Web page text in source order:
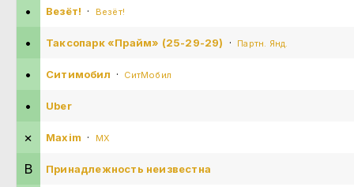
• Везёт! · Везёт!
• Таксопарк «Прайм» (25-29-29) · Партн. Янд.
• Ситимобил · СитМобил
• Uber
× Maxim · MX
В Принадлежность неизвестна